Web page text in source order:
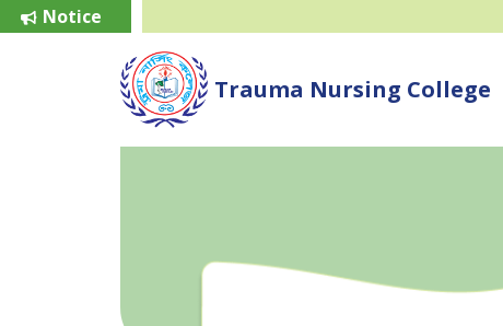
Notice
Trauma Nursing College